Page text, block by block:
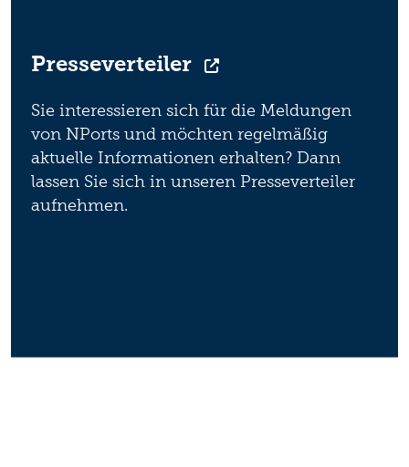
Presseverteiler
Sie interessieren sich für die Meldungen
von NPorts und möchten regelmäßig
aktuelle Informationen erhalten? Dann
lassen Sie sich in unseren Presseverteiler
aufnehmen.